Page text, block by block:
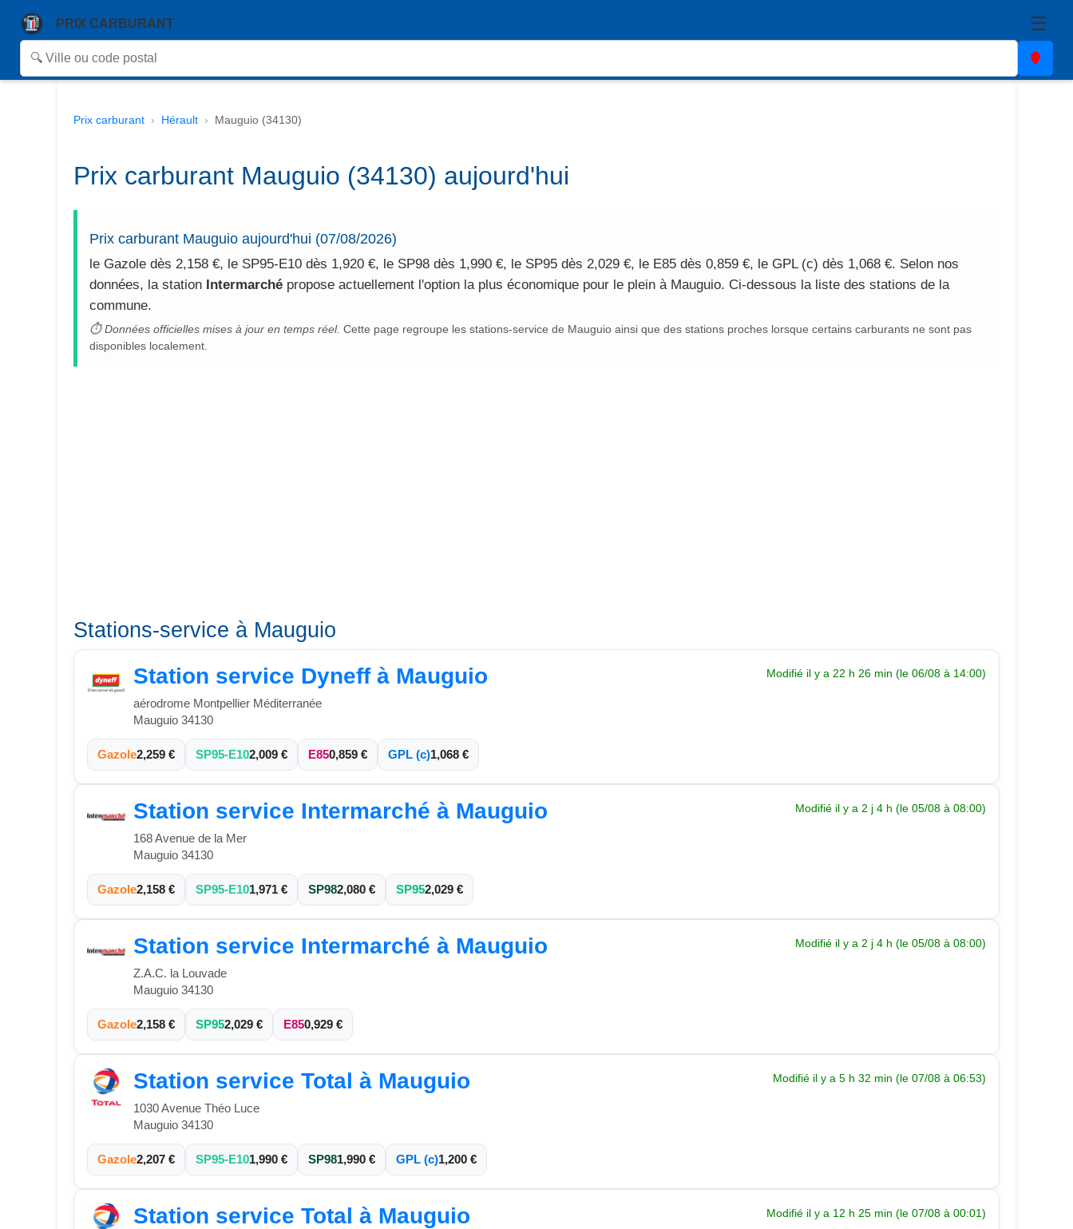
PRIX CARBURANT ☰
Prix carburant Hérault Mauguio (34130)
Prix carburant Mauguio (34130) aujourd'hui
Prix carburant Mauguio aujourd'hui (07/08/2026)
le Gazole dès 2,158 €, le SP95-E10 dès 1,920 €, le SP98 dès 1,990 €, le SP95 dès 2,029 €, le E85 dès 0,859 €, le GPL (c) dès 1,068 €. Selon nos
données, la station Intermarché propose actuellement l'option la plus économique pour le plein à Mauguio. Ci-dessous la liste des stations de la
commune.
⏱ Données officielles mises à jour en temps réel. Cette page regroupe les stations-service de Mauguio ainsi que des stations proches lorsque certains carburants ne sont pas
disponibles localement.
Stations-service à Mauguio
Station service Dyneff à Mauguio
aérodrome Montpellier Méditerranée
Mauguio 34130
Modifié il y a 22 h 26 min (le 06/08 à 14:00)
Gazole2,259 € SP95-E102,009 € E850,859 € GPL (c)1,068 €
Station service Intermarché à Mauguio
168 Avenue de la Mer
Mauguio 34130
Modifié il y a 2 j 4 h (le 05/08 à 08:00)
Gazole2,158 € SP95-E101,971 € SP982,080 € SP952,029 €
Station service Intermarché à Mauguio
Z.A.C. la Louvade
Mauguio 34130
Modifié il y a 2 j 4 h (le 05/08 à 08:00)
Gazole2,158 € SP952,029 € E850,929 €
Station service Total à Mauguio
1030 Avenue Théo Luce
Mauguio 34130
Modifié il y a 5 h 32 min (le 07/08 à 06:53)
Gazole2,207 € SP95-E101,990 € SP981,990 € GPL (c)1,200 €
Station service Total à Mauguio Modifié il y a 12 h 25 min (le 07/08 à 00:01)